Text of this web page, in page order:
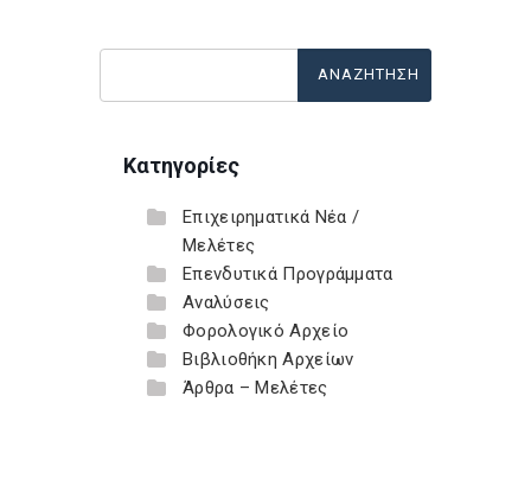
Κατηγορίες
Επιχειρηματικά Νέα /
Μελέτες
Επενδυτικά Προγράμματα
Αναλύσεις
Φορολογικό Αρχείο
Βιβλιοθήκη Αρχείων
Άρθρα – Μελέτες